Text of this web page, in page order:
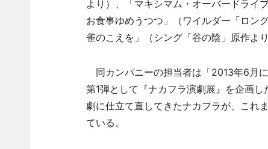
より）、「マキシマム・オーバードライ
お食事ゆめうつつ」（ワイルダー「ロン
雀のこえを」（シング「谷の陰」原作より
同カンパニーの担当者は「2013年6月
第1弾として『ナカフラ演劇展』を企画
劇に仕立て直してきたナカフラが、これ
ている。